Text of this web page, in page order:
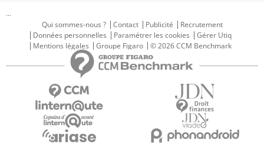
...
Qui sommes-nous ?
Contact Publicité
Recrutement
Données personnelles
Paramétrer les cookies
Gérer Utiq
Mentions légales
Groupe Figaro © 2026 CCM Benchmark